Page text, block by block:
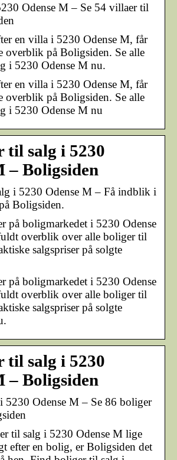
Odense M – Se 54 villaer til
en villa i 5230 Odense M, får
overblik på Boligsiden. Se alle
i 5230 Odense M nu.
en villa i 5230 Odense M, får
overblik på Boligsiden. Se alle
i 5230 Odense M nu
til salg i 5230
– Boligsiden
i 5230 Odense M – Få indblik i
Boligsiden.
på boligmarkedet i 5230 Odense
overblik over alle boliger til
salgspriser på solgte
på boligmarkedet i 5230 Odense
overblik over alle boliger til
salgspriser på solgte
til salg i 5230
– Boligsiden
5230 Odense M – Se 86 boliger
til salg i 5230 Odense M lige
efter en bolig, er Boligsiden det